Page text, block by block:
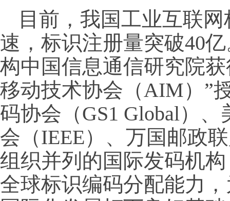
目前，我国工业互联
速，标识注册量突破40
构中国信息通信研究院
移动技术协会（AIM）”
码协会（GS1 Global）
会（IEEE）、万国邮政
组织并列的国际发码机
全球标识编码分配能力